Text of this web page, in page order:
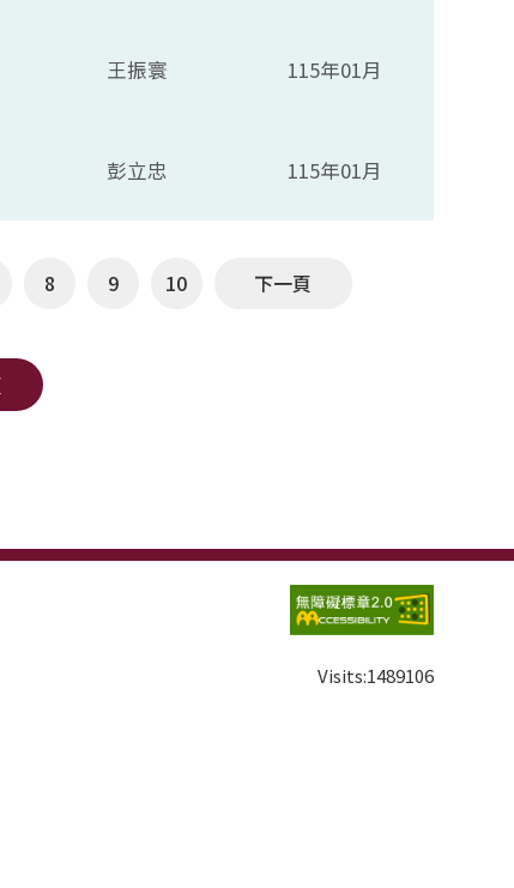
王振寰 115年01月
彭立忠 115年01月
8 9 10 下一頁
Visits:1489106